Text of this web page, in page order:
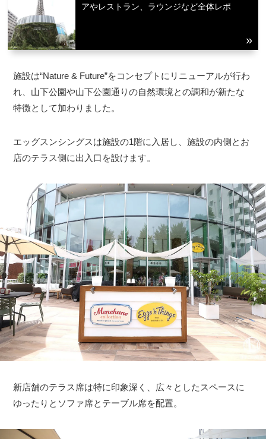
アやレストラン、ラウンジなど全体レポ
施設は“Nature & Future”をコンセプトにリニューアルが行わ
れ、山下公園や山下公園通りの自然環境との調和が新たな
特徴として加わりました。
エッグスンシングスは施設の1階に入居し、施設の内側とお
店のテラス側に出入口を設けます。
新店舗のテラス席は特に印象深く、広々としたスペースに
ゆったりとソファ席とテーブル席を配置。